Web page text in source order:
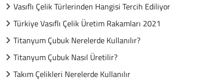
Vasıflı Çelik Türlerinden Hangisi Tercih Ediliyor
Türkiye Vasıflı Çelik Üretim Rakamları 2021
Titanyum Çubuk Nerelerde Kullanılır?
Titanyum Çubuk Nasıl Üretilir?
Takım Çelikleri Nerelerde Kullanılır